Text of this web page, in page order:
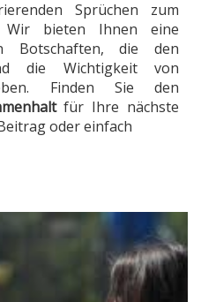
Sprüchen zum
Wir bieten Ihnen eine
Botschaften, die den
die Wichtigkeit von
Finden Sie den
für Ihre nächste
oder einfach